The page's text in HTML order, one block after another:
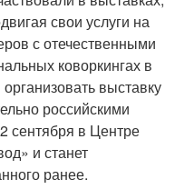
свои услуги на
с отечественными
коворкингах в
выставку
российскими
сентября в Центре
и станет
ранее.